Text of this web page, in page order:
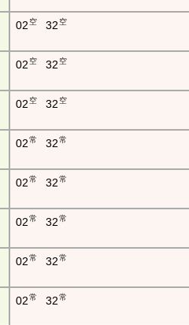
02 空 32 空
02 空 32 空
02 空 32 空
02常 32常
02常 32常
02常 32常
02常 32常
02常 32常